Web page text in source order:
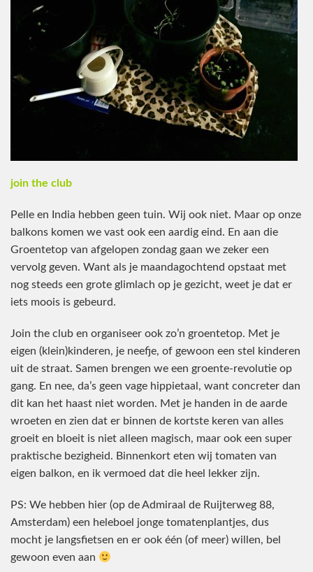
join the club
Pelle en India hebben geen tuin. Wij ook niet. Maar op onze
balkons komen we vast ook een aardig eind. En aan die
Groentetop van afgelopen zondag gaan we zeker een
vervolg geven. Want als je maandagochtend opstaat met
nog steeds een grote glimlach op je gezicht, weet je dat er
iets moois is gebeurd.
Join the club en organiseer ook zo’n groentetop. Met je
eigen (klein)kinderen, je neefje, of gewoon een stel kinderen
uit de straat. Samen brengen we een groente-revolutie op
gang. En nee, da’s geen vage hippietaal, want concreter dan
dit kan het haast niet worden. Met je handen in de aarde
wroeten en zien dat er binnen de kortste keren van alles
groeit en bloeit is niet alleen magisch, maar ook een super
praktische bezigheid. Binnenkort eten wij tomaten van
eigen balkon, en ik vermoed dat die heel lekker zijn.
PS: We hebben hier (op de Admiraal de Ruijterweg 88,
Amsterdam) een heleboel jonge tomatenplantjes, dus
mocht je langsfietsen en er ook één (of meer) willen, bel
gewoon even aan